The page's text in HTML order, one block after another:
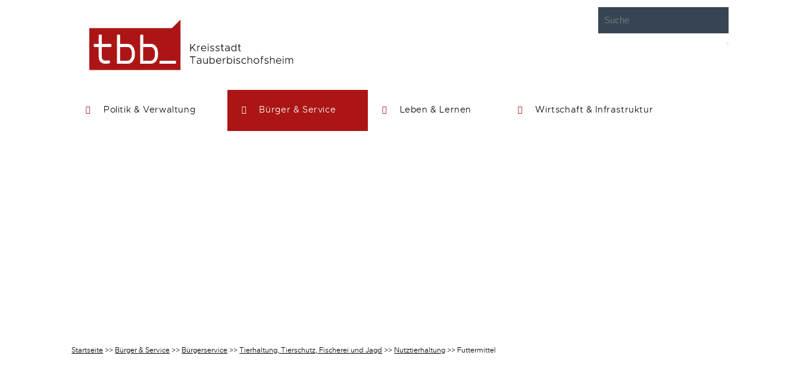
Politik & Verwaltung Bürger & Service Leben & Lernen Wirtschaft & Infrastruktur
Startseite >> Bürger & Service >> Bürgerservice >>Tierhaltung, Tierschutz, Fischerei und Jagd >> Nutztierhaltung >> Futtermittel